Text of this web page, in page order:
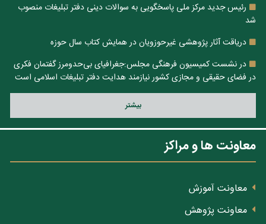
رئیس جدید مرکز ملی پاسخگویی به سوالات دینی دفتر تبلیغات منصوب
شد
دریاقت آثار پژوهشی غیرحوزویان در همایش کتاب سال حوزه
در نشست کمیسیون فرهنگی مجلس:جغرافیای بی‌حدومرز گفتمان فکری
در فضای حقیقی و مجازی کشور نیازمند هدایت دفتر تبلیغات اسلامی است
بيشتر
معاونت ها و مراکز
معاونت آموزش
معاونت پژوهش